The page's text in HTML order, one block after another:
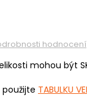
hodnocení
mohou být
použijte TABULKU